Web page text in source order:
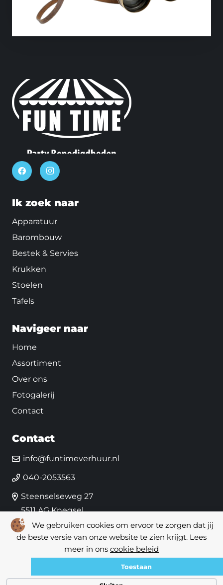
We gebruiken cookies om ervoor te zorgen dat jij
de beste versie van onze website te zien krijgt. Lees
meer in ons cookie beleid
Toestaan
Ik zoek naar
Apparatuur
Barombouw
Bestek & Servies
Krukken
Stoelen
Tafels
Navigeer naar
Home
Assortiment
Over ons
Fotogalerij
Contact
Contact
info@funtimeverhuur.nl
040-2053563
Steenselseweg 27
5511 AG Knegsel